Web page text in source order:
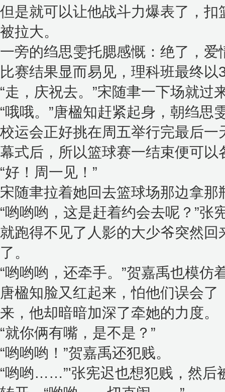
但是就可以让他战斗力爆表了，
被拉大。
一旁的绉思雯托腮感慨：绝了，爱
比赛结果显而易见，理科班最终
“走，庆祝去。”宋随聿一下场就过
“哦哦。”唐楹知赶紧起身，朝绉思
校运会正好挑在周五举行完最后
幕式后，所以篮球赛一结束便可以
“好！周一见！”
宋随聿拉着她回去篮球场那边拿
“哟哟哟，这是赶着约会去呢？”
就跑得不见了人影的大少爷突然
了。
“哟哟哟，还牵手。”贺嘉禹也模仿
唐楹知脸又红起来，怕他们误会
来，他却暗暗加深了牵她的力度。
“就你俩有嘴，是不是？”
“哟哟哟！”贺嘉禹还犯贱。
“哟哟……”'张宪迟也想犯贱，然后